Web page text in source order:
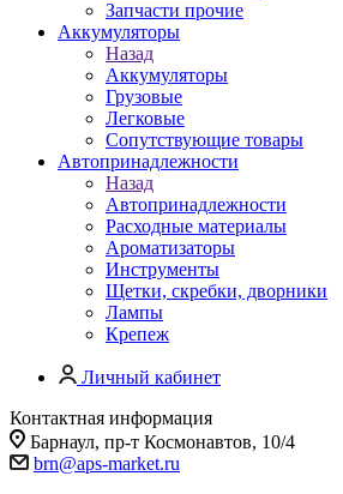
Запчасти прочие
Аккумуляторы
Назад
Аккумуляторы
Грузовые
Легковые
Сопутствующие товары
Автопринадлежности
Назад
Автопринадлежности
Расходные материалы
Ароматизаторы
Инструменты
Щетки, скребки, дворники
Лампы
Крепеж
Личный кабинет
Контактная информация
Барнаул, пр-т Космонавтов, 10/4
brn@aps-market.ru